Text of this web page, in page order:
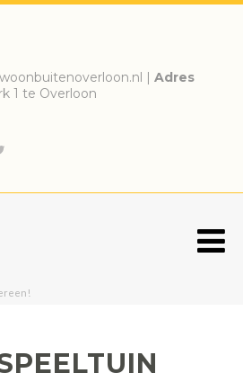
|Adres
1 te Overloon